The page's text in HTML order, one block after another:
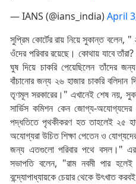
— IANS (@ians_india)April
সুপ্রিম কোর্টের রায় নিয়ে সুকান্ত বলেন,
ওঁদের পরিবার রয়েছে। কোথায় যাবে
ঘুষ দিয়ে চাকরি পেয়েছিলেন তাঁদের
বাঁচানোর জন্য ২৬ হাজার চাকরি
তৃণমূল সরকারের।" এখানেই শেষ নয়,
সার্ভিস কমিশন কেন জোগ্য-
পদ্ধতিতে পৃথকীকরণ হত তাহলেই ২৫
অযোগ্যরা উচিত শিক্ষা পেতেন ও
জন্য এতগুলো পরিবার পথে বসল।"
সভাপতি বলেন, "রাম নবমী পার
বন্দ্যোপাধ্যায়কে চেয়ার থেকে উৎখাত